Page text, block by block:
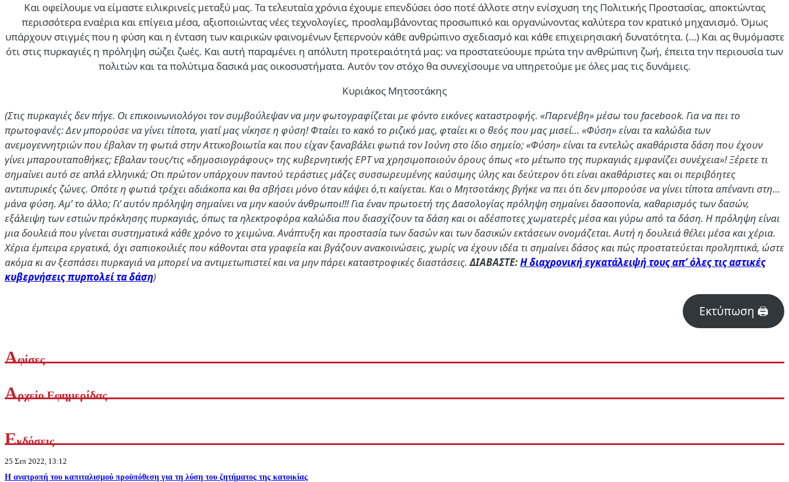
Και οφείλουμε να είμαστε ειλικρινείς μεταξύ μας. Τα τελευταία χρόνια έχουμε επενδύσει όσο ποτέ άλλοτε στην ενίσχυση της Πολιτικής Προστασίας, αποκτώντας
περισσότερα εναέρια και επίγεια μέσα, αξιοποιώντας νέες τεχνολογίες, προσλαμβάνοντας προσωπικό και οργανώνοντας καλύτερα τον κρατικό μηχανισμό. Όμως
υπάρχουν στιγμές που η φύση και η ένταση των καιρικών φαινομένων ξεπερνούν κάθε ανθρώπινο σχεδιασμό και κάθε επιχειρησιακή δυνατότητα. (…) Και ας θυμόμαστε
ότι στις πυρκαγιές η πρόληψη σώζει ζωές. Και αυτή παραμένει η απόλυτη προτεραιότητά μας: να προστατεύουμε πρώτα την ανθρώπινη ζωή, έπειτα την περιουσία των
πολιτών και τα πολύτιμα δασικά μας οικοσυστήματα. Αυτόν τον στόχο θα συνεχίσουμε να υπηρετούμε με όλες μας τις δυνάμεις.
Κυριάκος Μητσοτάκης
(Στις πυρκαγιές δεν πήγε. Οι επικοινωνιολόγοι τον συμβούλεψαν να μην φωτογραφίζεται με φόντο εικόνες καταστροφής. «Παρενέβη» μέσω του facebook. Για να πει το
πρωτοφανές: Δεν μπορούσε να γίνει τίποτα, γιατί μας νίκησε η φύση! Φταίει το κακό το ριζικό μας, φταίει κι ο θεός που μας μισεί… «Φύση» είναι τα καλώδια των
ανεμογεννητριών που έβαλαν τη φωτιά στην Αττικοβοιωτία και που είχαν ξαναβάλει φωτιά τον Ιούνη στο ίδιο σημείο; «Φύση» είναι τα εντελώς ακαθάριστα δάση που έχουν
γίνει μπαρουταποθήκες; Εβαλαν τους/τις «δημοσιογράφους» της κυβερνητικής ΕΡΤ να χρησιμοποιούν όρους όπως «το μέτωπο της πυρκαγιάς εμφανίζει συνέχεια»! Ξέρετε τι
σημαίνει αυτό σε απλά ελληνικά; Οτι πρώτον υπάρχουν παντού τεράστιες μάζες συσσωρευμένης καύσιμης ύλης και δεύτερον ότι είναι ακαθάριστες και οι περιβόητες
αντιπυρικές ζώνες. Οπότε η φωτιά τρέχει αδιάκοπα και θα σβήσει μόνο όταν κάψει ό,τι καίγεται. Και ο Μητσοτάκης βγήκε να πει ότι δεν μπορούσε να γίνει τίποτα απέναντι στη…
μάνα φύση. Αμ’ το άλλο; Γι’ αυτόν πρόληψη σημαίνει να μην καούν άνθρωποι!!! Για έναν πρωτοετή της Δασολογίας πρόληψη σημαίνει δασοπονία, καθαρισμός των δασών,
εξάλειψη των εστιών πρόκλησης πυρκαγιάς, όπως τα ηλεκτροφόρα καλώδια που διασχίζουν τα δάση και οι αδέσποτες χωματερές μέσα και γύρω από τα δάση. Η πρόληψη είναι
μια δουλειά που γίνεται συστηματικά κάθε χρόνο το χειμώνα. Ανάπτυξη και προστασία των δασών και των δασικών εκτάσεων ονομάζεται. Αυτή η δουλειά θέλει μέσα και χέρια.
Χέρια έμπειρα εργατικά, όχι σαπιοκοιλιές που κάθονται στα γραφεία και βγάζουν ανακοινώσεις, χωρίς να έχουν ιδέα τι σημαίνει δάσος και πώς προστατεύεται προληπτικά, ώστε
ακόμα κι αν ξεσπάσει πυρκαγιά να μπορεί να αντιμετωπιστεί και να μην πάρει καταστροφικές διαστάσεις.ΔΙΑΒΑΣΤΕ:Η διαχρονική εγκατάλειψή τους απ’ όλες τις αστικές
κυβερνήσεις πυρπολεί τα δάση)
Εκτύπωση 🖨
Αφίσες
Αρχείο Εφημερίδας
Εκδόσεις
25 Σεπ 2022, 13:12
Η ανατροπή του καπιταλισμού προϋπόθεση για τη λύση του ζητήματος της κατοικίας